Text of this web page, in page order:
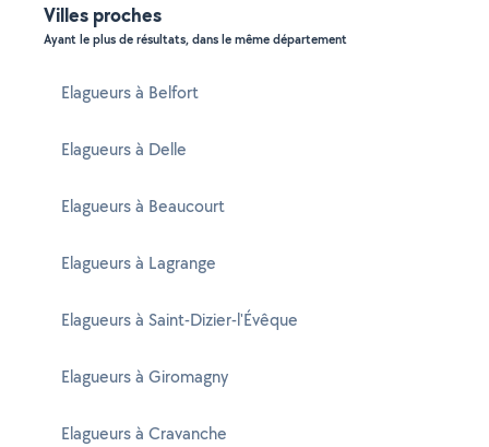
Villes proches
Ayant le plus de résultats, dans le même département
Elagueurs à Belfort
Elagueurs à Delle
Elagueurs à Beaucourt
Elagueurs à Lagrange
Elagueurs à Saint-Dizier-l'Évêque
Elagueurs à Giromagny
Elagueurs à Cravanche